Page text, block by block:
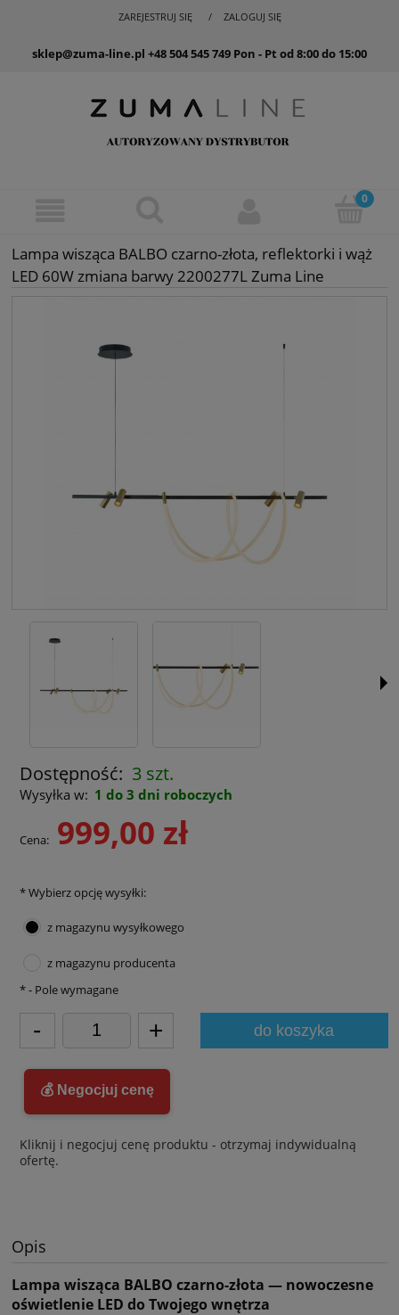
ZAREJESTRUJ SIĘ ZALOGUJ SIĘ
sklep@zuma-line.pl +48 504 545 749 Pon - Pt od 8:00 do 15:00
Lampa wisząca BALBO czarno-złota, reflektorki i wąż
LED 60W zmiana barwy 2200277L Zuma Line
Dostępność: 3 szt.
Wysyłka w: 1 do 3 dni roboczych
Cena: 999,00 zł
*Wybierz opcję wysyłki:
z magazynu wysyłkowego
z magazynu producenta
- + do koszyka
*- Pole wymagane
💰 Negocjuj cenę
Kliknij i negocjuj cenę produktu - otrzymaj indywidualną
ofertę.
Opis
Lampa wisząca BALBO czarno-złota — nowoczesne
oświetlenie LED do Twojego wnętrza